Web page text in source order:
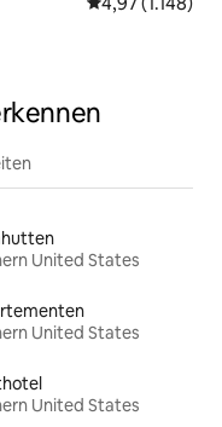
United States
United States
United States